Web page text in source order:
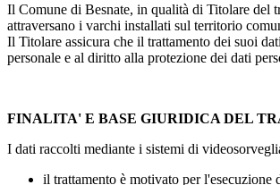
Il Comune di Besnate, in qualità di Titolare del
attraversano i varchi installati sul territorio
Il Titolare assicura che il trattamento dei suoi
personale e al diritto alla protezione dei dati
FINALITA' E BASE GIURIDICA DEL
I dati raccolti mediante i sistemi di
il trattamento è motivato per